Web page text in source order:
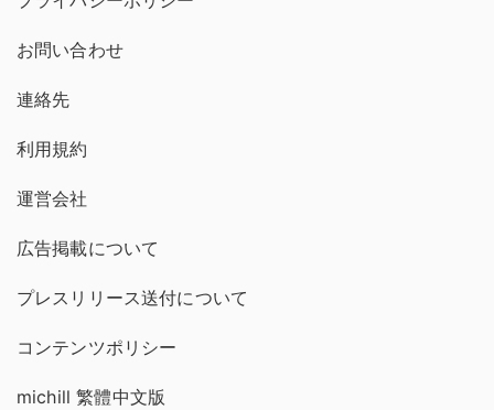
お問い合わせ
連絡先
利用規約
運営会社
広告掲載について
プレスリリース送付について
コンテンツポリシー
michill 繁體中文版